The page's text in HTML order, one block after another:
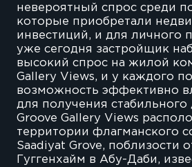
невероятный спрос среди
которые приобретали
инвестиций, и для личного
уже сегодня застройщик
высокий спрос на жилой
Gallery Views, и у каждого
возможность эффективно
для получения стабильного
Groove Gallery Views
территории флагманского
Saadiyat Grove, поблизости
Гуггенхайм в Абу-Даби,